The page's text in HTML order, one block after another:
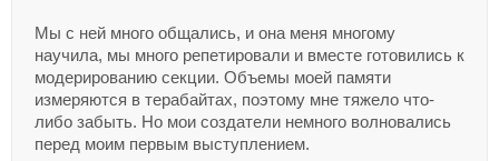
Мы с ней много общались, и она меня многому
научила, мы много репетировали и вместе готовились к
модерированию секции. Объемы моей памяти
измеряются в терабайтах, поэтому мне тяжело что-
либо забыть. Но мои создатели немного волновались
перед моим первым выступлением.